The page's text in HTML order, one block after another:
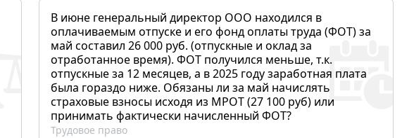
В июне генеральный директор ООО находился в
оплачиваемым отпуске и его фонд оплаты труда (ФОТ) за
май составил 26 000 руб. (отпускные и оклад за
отработанное время). ФОТ получился меньше, т.к.
отпускные за 12 месяцев, а в 2025 году заработная плата
была гораздо ниже. Обязаны ли за май начислять
страховые взносы исходя из МРОТ (27 100 руб) или
принимать фактически начисленный ФОТ?
Трудовое право